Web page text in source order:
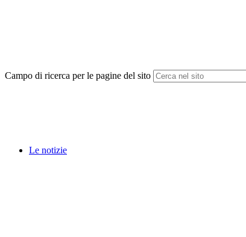
Campo di ricerca per le pagine del sito
Le notizie